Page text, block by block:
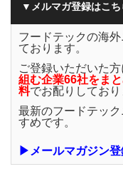
▼メルマガ登録はこ
フードテックの海
ております。
ご登録いただいた方
組む企業66社をま
料でお配りしており
最新のフードテッ
すめです。
▶メールマガジン